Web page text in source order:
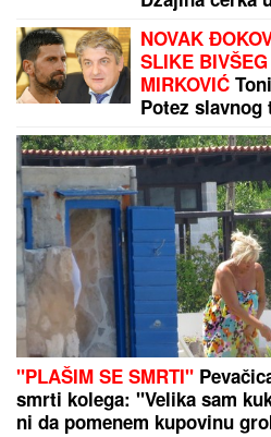
NOVAK
SLIKE
MIRKOVIĆ
Potez slavnog
- o ovome se i
"PLAŠIM SE SMRTI"
smrti kolega: "Velika sam
ni da pomenem kupovinu